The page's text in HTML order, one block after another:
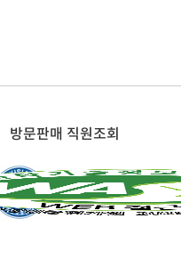
방문판매 직원조회